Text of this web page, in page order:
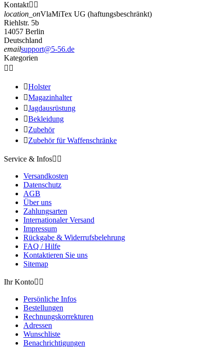
Kontakt 
location_onVlaMiTex UG (haftungsbeschränkt)
Riehlstr. 5b
14057 Berlin
Deutschland
emailsupport@5-56.de
Kategorien
 
Holster
Magazinhalter
Jagdausrüstung
Bekleidung
Zubehör
Zubehör für Waffenschränke
Service & Infos 
Versandkosten
Datenschutz
AGB
Über uns
Zahlungsarten
Internationaler Versand
Impressum
Rückgabe & Widerrufsbelehrung
FAQ / Hilfe
Kontaktieren Sie uns
Sitemap
Ihr Konto 
Persönliche Infos
Bestellungen
Rechnungskorrekturen
Adressen
Wunschliste
Benachrichtigungen